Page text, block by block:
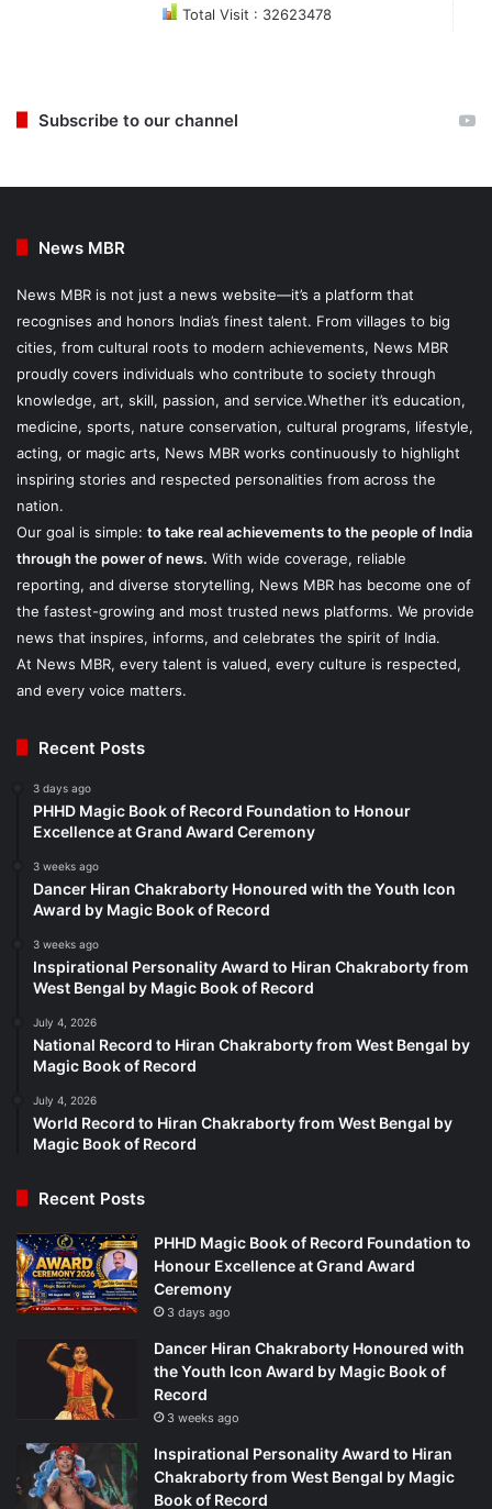
Total Visit : 32623478
Subscribe to our channel
News MBR
News MBR is not just a news website—it’s a platform that
recognises and honors India’s finest talent. From villages to big
cities, from cultural roots to modern achievements, News MBR
proudly covers individuals who contribute to society through
knowledge, art, skill, passion, and service.Whether it’s education,
medicine, sports, nature conservation, cultural programs, lifestyle,
acting, or magic arts, News MBR works continuously to highlight
inspiring stories and respected personalities from across the
nation.
Our goal is simple: to take real achievements to the people of India
through the power of news. With wide coverage, reliable
reporting, and diverse storytelling, News MBR has become one of
the fastest-growing and most trusted news platforms. We provide
news that inspires, informs, and celebrates the spirit of India.
At News MBR, every talent is valued, every culture is respected,
and every voice matters.
Recent Posts
3 days ago
PHHD Magic Book of Record Foundation to Honour
Excellence at Grand Award Ceremony
3 weeks ago
Dancer Hiran Chakraborty Honoured with the Youth Icon
Award by Magic Book of Record
3 weeks ago
Inspirational Personality Award to Hiran Chakraborty from
West Bengal by Magic Book of Record
July 4, 2026
National Record to Hiran Chakraborty from West Bengal by
Magic Book of Record
July 4, 2026
World Record to Hiran Chakraborty from West Bengal by
Magic Book of Record
Recent Posts
PHHD Magic Book of Record Foundation to
Honour Excellence at Grand Award
Ceremony
3 days ago
Dancer Hiran Chakraborty Honoured with
the Youth Icon Award by Magic Book of
Record
3 weeks ago
Inspirational Personality Award to Hiran
Chakraborty from West Bengal by Magic
Book of Record